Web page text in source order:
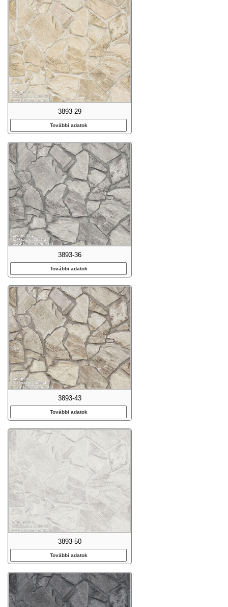
3893-29
További adatok
3893-36
További adatok
3893-43
További adatok
3893-50
További adatok